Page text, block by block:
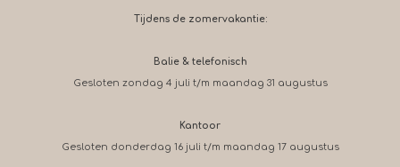
Tijdens de zomervakantie:
Balie & telefonisch
Gesloten zondag 4 juli t/m maandag 31 augustus
Kantoor
Gesloten donderdag 16 juli t/m maandag 17 augustus